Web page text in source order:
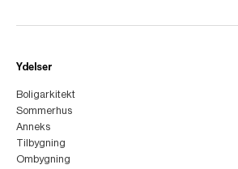
Ydelser
Boligarkitekt
Sommerhus
Anneks
Tilbygning
Ombygning